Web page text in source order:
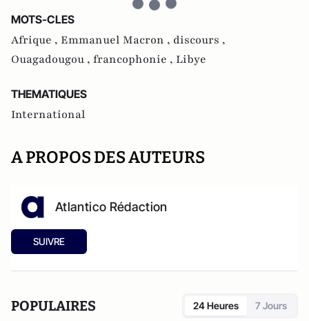
MOTS-CLES
Afrique , Emmanuel Macron , discours ,
Ouagadougou , francophonie , Libye
THEMATIQUES
International
A PROPOS DES AUTEURS
Atlantico Rédaction
SUIVRE
POPULAIRES 24 Heures 7 Jours